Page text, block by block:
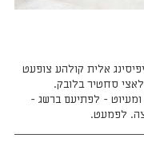
אלית קולהע צופעט
סחטיר בלובק.
- לפתיעם ברשג -
לפמעט.